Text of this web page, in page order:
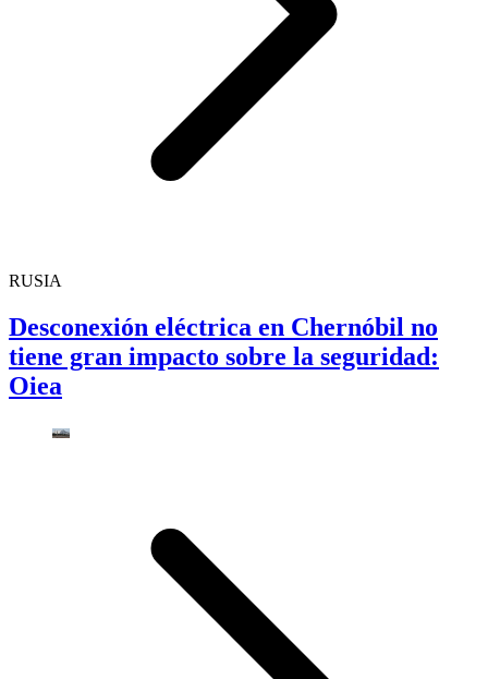
RUSIA
Desconexión eléctrica en Chernóbil no
tiene gran impacto sobre la seguridad:
Oiea